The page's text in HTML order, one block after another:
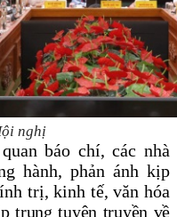
nghị
báo chí, các nhà
hành, phản ánh kịp
trị, kinh tế, văn hóa
trung tuyên truyền về